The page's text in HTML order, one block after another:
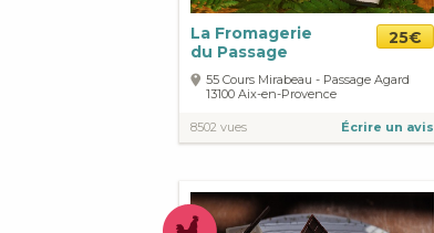
La Fromagerie
du Passage
25€
55 Cours Mirabeau - Passage Agard
13100 Aix-en-Provence
8502 vues Écrire un avis